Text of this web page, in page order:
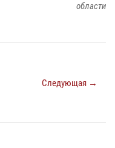
области
Следующая →